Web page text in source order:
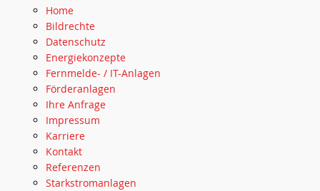
Home
Bildrechte
Datenschutz
Energiekonzepte
Fernmelde- / IT-Anlagen
Förderanlagen
Ihre Anfrage
Impressum
Karriere
Kontakt
Referenzen
Starkstromanlagen